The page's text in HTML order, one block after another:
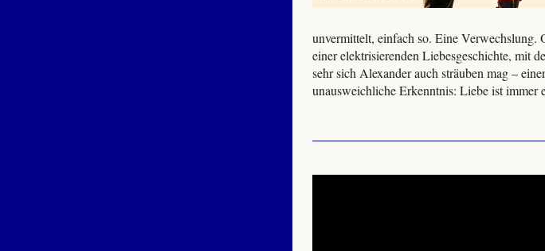
unvermittelt, einfach so. Eine Verwechslung.
einer elektrisierenden Liebesgeschichte, mit
sehr sich Alexander auch sträuben mag –
unausweichliche Erkenntnis: Liebe ist immer